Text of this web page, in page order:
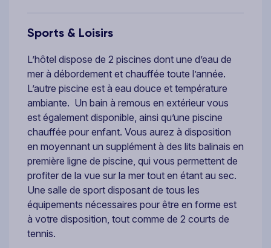
Sports & Loisirs
L’hôtel dispose de 2 piscines dont une d’eau de
mer à débordement et chauffée toute l’année.
L’autre piscine est à eau douce et température
ambiante. Un bain à remous en extérieur vous
est également disponible, ainsi qu’une piscine
chauffée pour enfant. Vous aurez à disposition
en moyennant un supplément à des lits balinais en
première ligne de piscine, qui vous permettent de
profiter de la vue sur la mer tout en étant au sec.
Une salle de sport disposant de tous les
équipements nécessaires pour être en forme est
à votre disposition, tout comme de 2 courts de
tennis.